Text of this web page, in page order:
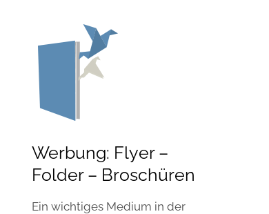
Werbung: Flyer –
Folder – Broschüren
Ein wichtiges Medium in der